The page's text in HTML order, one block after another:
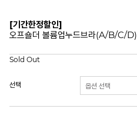
[기간한정할인]
오프숄더 볼륨업누드브라(A/B/C/D)
Sold Out
선택